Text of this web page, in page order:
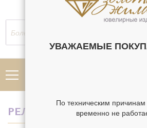
РЕЛИГИЯ АНАТОЛИЙ
УВАЖАЕМЫЕ
По техническим причинам
временно не